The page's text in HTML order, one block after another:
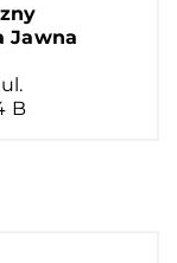
Jawna
B